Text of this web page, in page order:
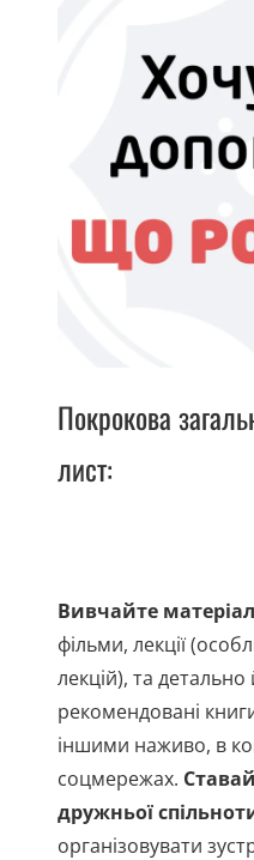
Покрокова
лист:
Вивчайте
фільми, лекції
лекцій), та детально
рекомендовані
іншими наживо, в
соцмережах.
дружньої
організовувати